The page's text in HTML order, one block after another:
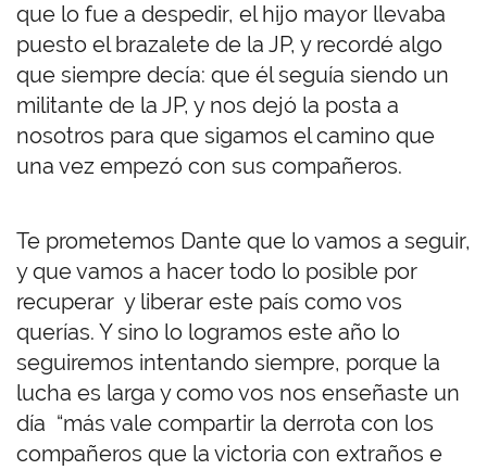
que lo fue a despedir, el hijo mayor llevaba
puesto el brazalete de la JP, y recordé algo
que siempre decía: que él seguía siendo un
militante de la JP, y nos dejó la posta a
nosotros para que sigamos el camino que
una vez empezó con sus compañeros.
Te prometemos Dante que lo vamos a seguir,
y que vamos a hacer todo lo posible por
recuperar y liberar este país como vos
querías. Y sino lo logramos este año lo
seguiremos intentando siempre, porque la
lucha es larga y como vos nos enseñaste un
día “más vale compartir la derrota con los
compañeros que la victoria con extraños e